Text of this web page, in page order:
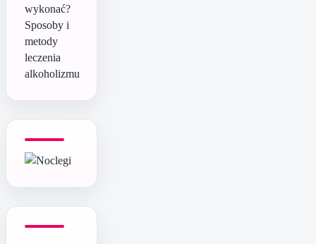
wykonać?
Sposoby i
metody
leczenia
alkoholizmu